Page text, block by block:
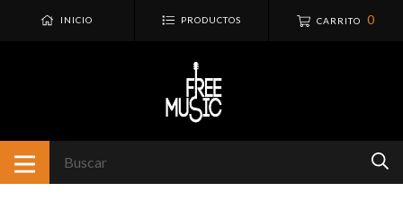
INICIO PRODUCTOS CARRITO 0